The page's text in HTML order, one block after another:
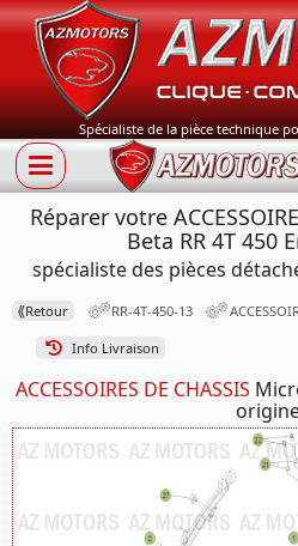
Spécialiste de la pièce technique
Réparer votre
Beta RR 4T 450
spécialiste des pièces
⟪Retour RR-4T-450-13
Info Livraison
ACCESSOIRES DE CHASSIS